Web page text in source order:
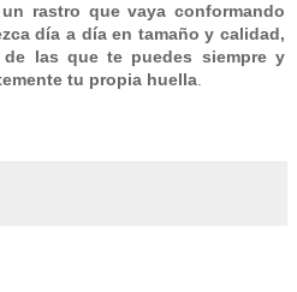
rastro que vaya conformando
día a día en tamaño y calidad,
las que te puedes siempre y
tu propia huella